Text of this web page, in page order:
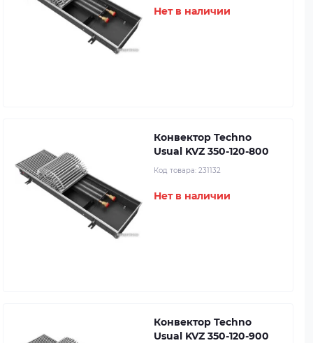
Нет в наличии
Конвектор Techno
Usual KVZ 350-120-800
Код товара: 231132
Нет в наличии
Конвектор Techno
Usual KVZ 350-120-900